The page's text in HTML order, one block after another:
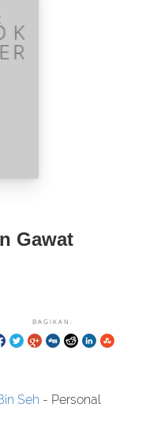
Gawat
BAGIKAN:
Seh - Personal